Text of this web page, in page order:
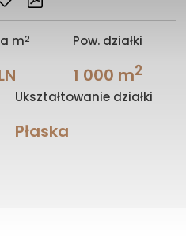
m2 Pow. działki
1 000 m2
Ukształtowanie działki
Płaska